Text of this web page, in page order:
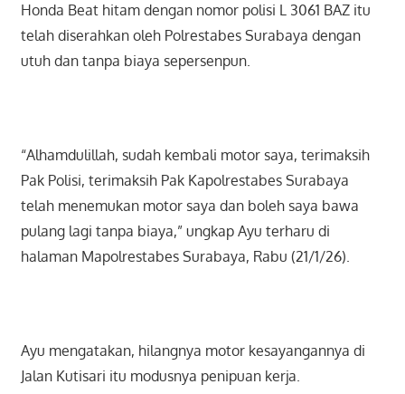
Honda Beat hitam dengan nomor polisi L 3061 BAZ itu
telah diserahkan oleh Polrestabes Surabaya dengan
utuh dan tanpa biaya sepersenpun.
“Alhamdulillah, sudah kembali motor saya, terimaksih
Pak Polisi, terimaksih Pak Kapolrestabes Surabaya
telah menemukan motor saya dan boleh saya bawa
pulang lagi tanpa biaya,” ungkap Ayu terharu di
halaman Mapolrestabes Surabaya, Rabu (21/1/26).
Ayu mengatakan, hilangnya motor kesayangannya di
Jalan Kutisari itu modusnya penipuan kerja.